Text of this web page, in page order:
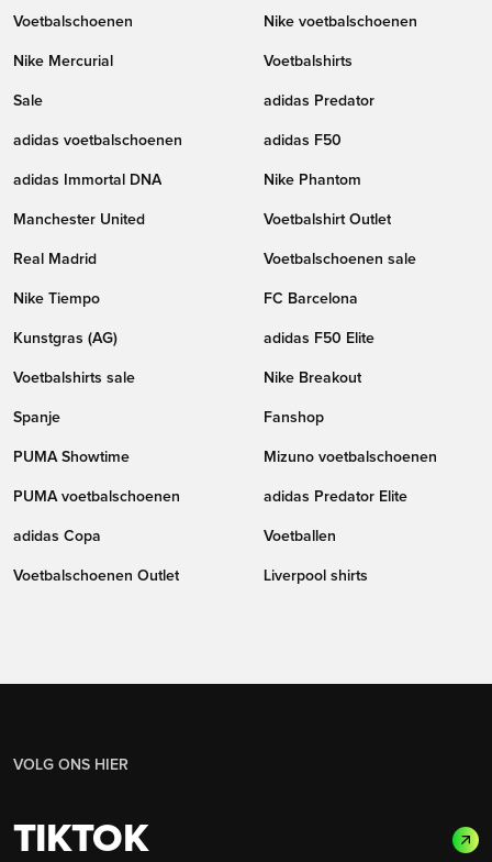
Voetbalschoenen Nike voetbalschoenen
Nike Mercurial Voetbalshirts
Sale adidas Predator
adidas voetbalschoenen adidas F50
adidas Immortal DNA Nike Phantom
Manchester United Voetbalshirt Outlet
Real Madrid Voetbalschoenen sale
Nike Tiempo FC Barcelona
Kunstgras (AG) adidas F50 Elite
Voetbalshirts sale Nike Breakout
Spanje Fanshop
PUMA Showtime Mizuno voetbalschoenen
PUMA voetbalschoenen adidas Predator Elite
adidas Copa Voetballen
Voetbalschoenen Outlet Liverpool shirts
VOLG ONS HIER
TIKTOK